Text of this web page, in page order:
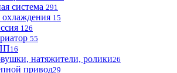
система 291
15
126
55
16
натяжители, ролики26
привод29